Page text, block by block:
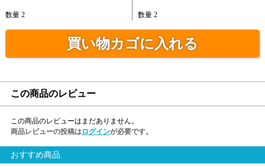
数量 2 数量 2
買い物カゴに入れる
この商品のレビュー
この商品のレビューはまだありません。
商品レビューの投稿はログインが必要です。
おすすめ商品